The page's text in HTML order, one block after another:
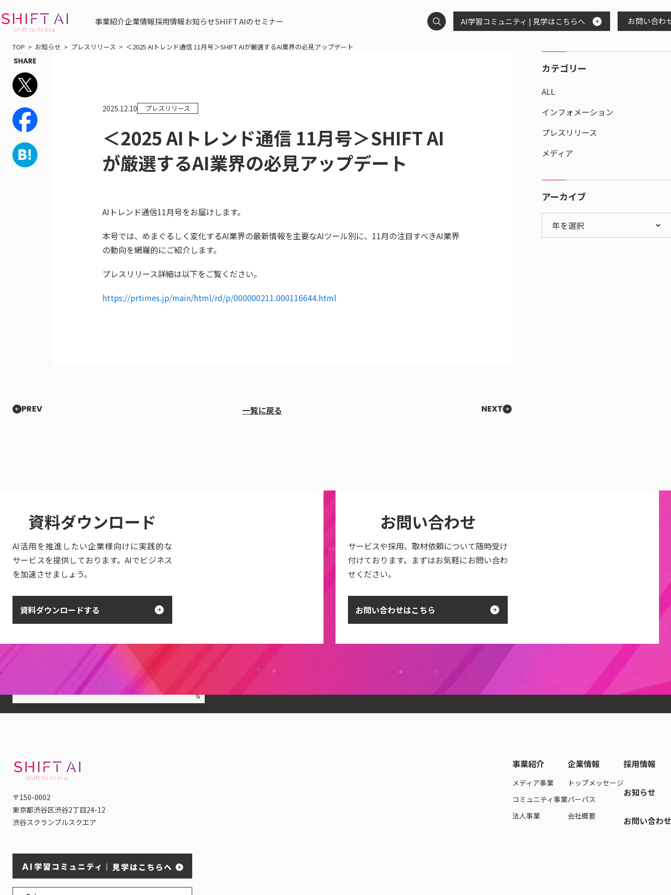
事業紹介企業情報採用情報お知らせSHIFT AIのセミナー AI学習コミュニティ | 見学はこちらへ お問い合わ
TOP お知らせ プレスリリース ＜2025 AIトレンド通信 11月号＞SHIFT AIが厳選するAI業界の必見アップデート
SHARE
2025.12.10 プレスリリース
＜2025 AIトレンド通信 11月号＞SHIFT AI
が厳選するAI業界の必見アップデート
AIトレンド通信11月号をお届けします。
本号では、めまぐるしく変化するAI業界の最新情報を主要なAIツール別に、11月の注目すべきAI業界
の動向を網羅的にご紹介します。
プレスリリース詳細は以下をご覧ください。
https://prtimes.jp/main/html/rd/p/000000211.000116644.html
PREV 一覧に戻る NEXT
カテゴリー
ALL
インフォメーション
プレスリリース
メディア
アーカイブ
年を選択
資料ダウンロード
AI活用を推進したい企業様向けに実践的な
サービスを提供しております。AIでビジネス
を加速させましょう。
資料ダウンロードする
お問い合わせ
サービスや採用、取材依頼について随時受け
付けております。まずはお気軽にお問い合わ
せください。
お問い合わせはこちら
当社代表の木内は、「一般社団法人生成AI活用普及協会（GUGA）」の協議員を務めています。
GUGAは、生成AIの社会実装を通じて産業の再構築を目指す、国内有数の生成AIプラットフォームとして活動しています。
〒150-0002
東京都渋谷区渋谷2丁目24-12
渋谷スクランブルスクエア
事業紹介
メディア事業
コミュニティ事業
法人事業
企業情報
トップメッセージ
パーパス
会社概要
採用情報
お知らせ
お問い合わせ